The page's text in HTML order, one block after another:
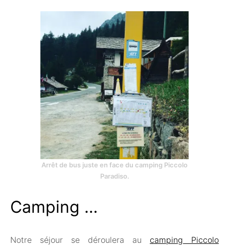
Arrêt de bus juste en face du camping Piccolo
Paradiso.
Camping …
Notre séjour se déroulera au camping Piccolo